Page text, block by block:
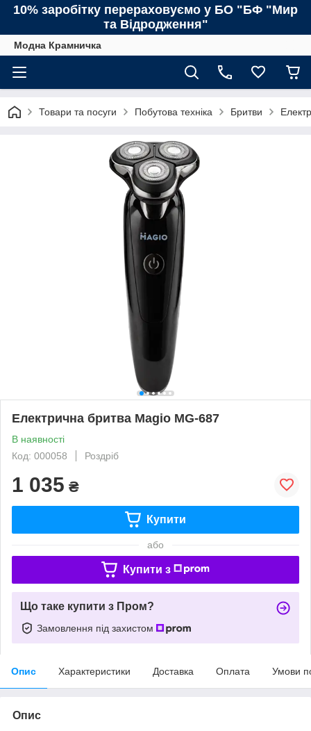
10% заробітку перераховуємо у БО "БФ "Мир
та Відродження"
Модна Крамничка
Товари та посуги Побутова техніка Бритви
Електрична бритва Magio MG-687
В наявності
Код: 000058
Роздріб
1 035 ₴
Купити
або
Купити з
Що таке купити з Пром?
Замовлення під захистом
Опис Характеристики Доставка Оплата Умови
Опис